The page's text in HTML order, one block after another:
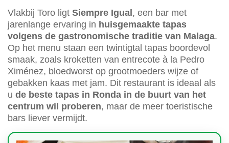
Vlakbij Toro ligt Siempre Igual , een bar met
jarenlange ervaring in huisgemaakte tapas
volgens de gastronomische traditie van Malaga.
Op het menu staan een twintigtal tapas boordevol
smaak, zoals kroketten van entrecote à la Pedro
Ximénez, bloedworst op grootmoeders wijze of
gebakken kaas met jam. Dit restaurant is ideaal als
u de beste tapas in Ronda in de buurt van het
centrum wil proberen, maar de meer toeristische
bars liever vermijdt.